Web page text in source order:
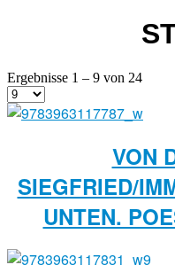
Ergebnisse 1 – 9 von 24
VON
SIEGFRIED/
UNTEN.